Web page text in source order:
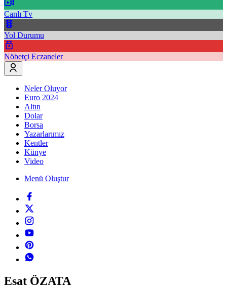
Canlı Tv
Yol Durumu
Nöbetçi Eczaneler
Neler Oluyor
Euro 2024
Altın
Dolar
Borsa
Yazarlarımız
Kentler
Künye
Video
Menü Oluştur
Esat ÖZATA